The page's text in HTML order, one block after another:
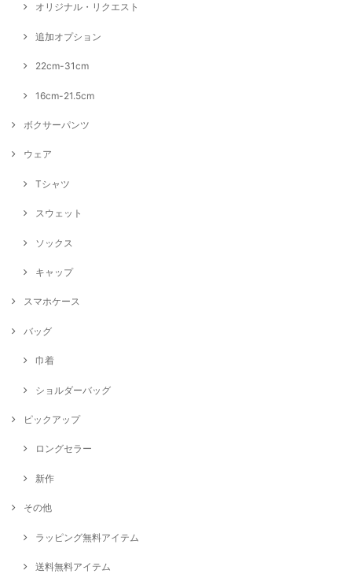
オリジナル・リクエスト
追加オプション
22cm-31cm
16cm-21.5cm
ボクサーパンツ
ウェア
Tシャツ
スウェット
ソックス
キャップ
スマホケース
バッグ
巾着
ショルダーバッグ
ピックアップ
ロングセラー
新作
その他
ラッピング無料アイテム
送料無料アイテム